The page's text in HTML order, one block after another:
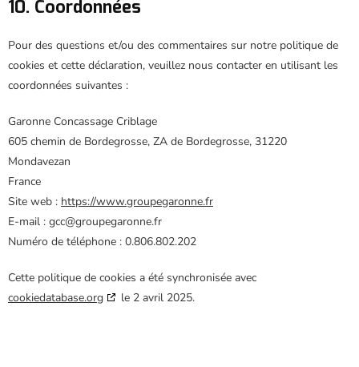
10. Coordonnées
Pour des questions et/ou des commentaires sur notre politique de
cookies et cette déclaration, veuillez nous contacter en utilisant les
coordonnées suivantes :
Garonne Concassage Criblage
605 chemin de Bordegrosse, ZA de Bordegrosse, 31220
Mondavezan
France
Site web : https://www.groupegaronne.fr
E-mail : gcc@groupegaronne.fr
Numéro de téléphone : 0.806.802.202
Cette politique de cookies a été synchronisée avec
cookiedatabase.org
le 2 avril 2025.